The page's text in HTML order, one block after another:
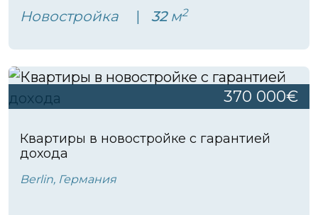
Новостройка 32м2
370 000€
Квартиры в новостройке с гарантией
дохода
Berlin, Германия